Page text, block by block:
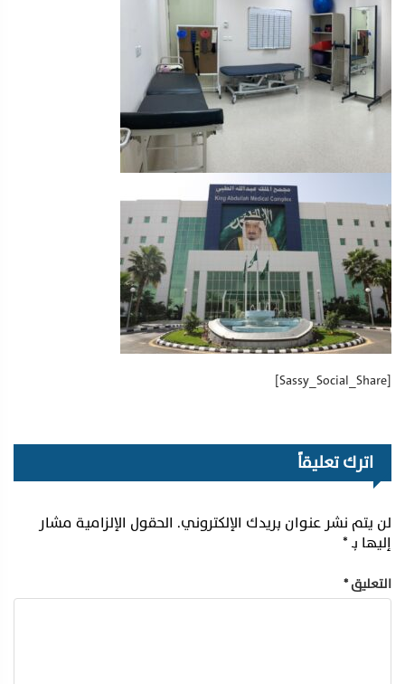
[Sassy_Social_Share]
اترك تعليقاً
لن يتم نشر عنوان بريدك الإلكتروني. الحقول الإلزامية مشار
إليها بـ*
التعليق*